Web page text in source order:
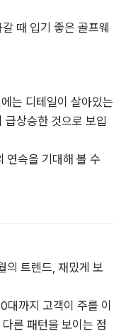
때 입기 좋은 골프웨
는 디테일이 살아있는
급상승한 것으로 보입
연속을 기대해 볼 수
의 트렌드, 재밌게 보
까지 고객이 주를 이
른 패턴을 보이는 점